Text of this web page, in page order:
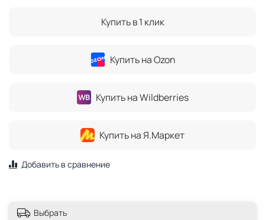
Купить в 1 клик
Купить на Ozon
Купить на Wildberries
Купить на Я.Маркет
Добавить в сравнение
Выбрать